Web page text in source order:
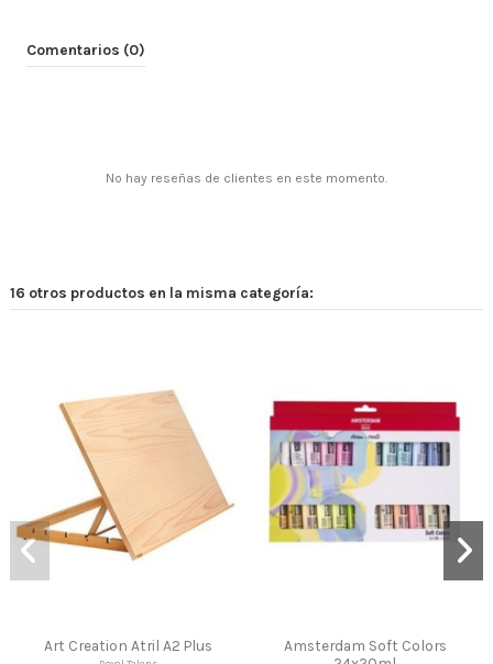
Comentarios (0)
No hay reseñas de clientes en este momento.
16 otros productos en la misma categoría:
Amsterdam Soft Colors
Pan Pastel Artist Pastels